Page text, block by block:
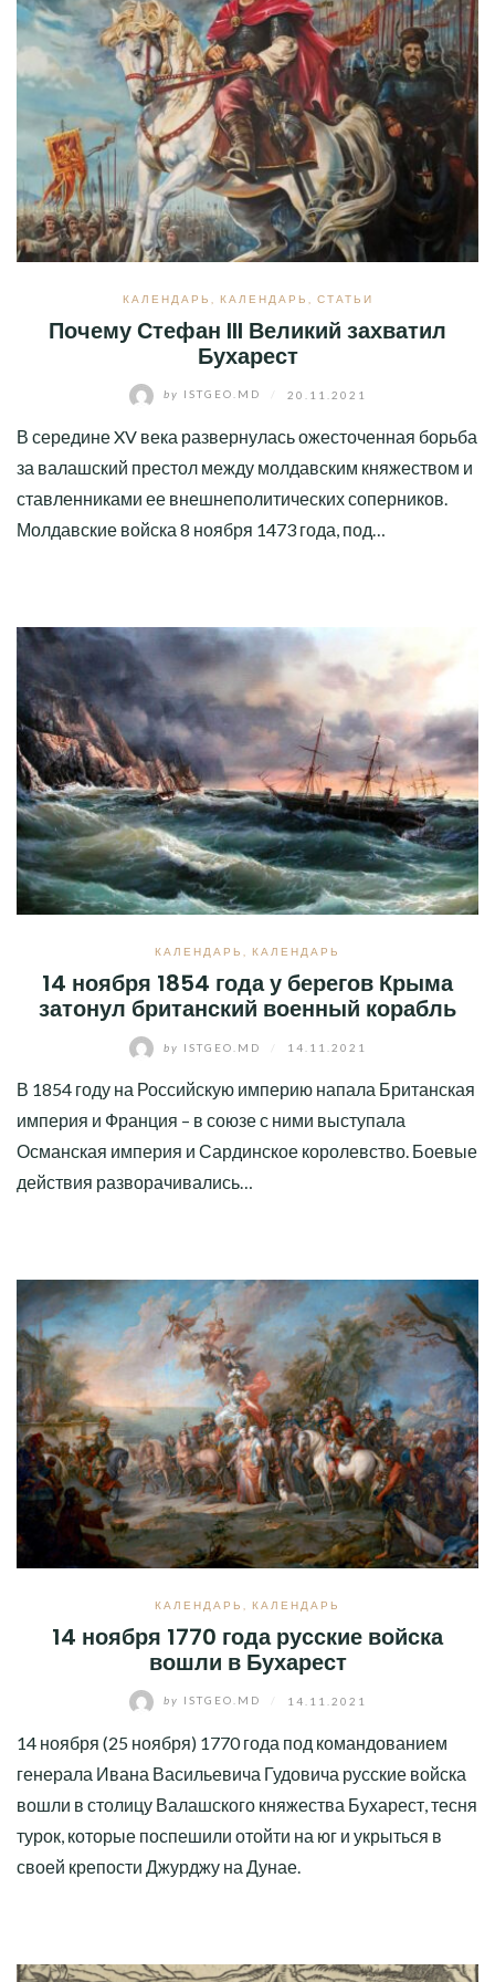
КАЛЕНДАРЬ КАЛЕНДАРЬ СТАТЬИ
Почему Стефан III Великий захватил
Бухарест
by ISTGEO.MD 20.11.2021
В середине XV века развернулась ожесточенная борьба
за валашский престол между молдавским княжеством и
ставленниками ее внешнеполитических соперников.
Молдавские войска 8 ноября 1473 года, под…
КАЛЕНДАРЬ КАЛЕНДАРЬ
14 ноября 1854 года у берегов Крыма
затонул британский военный корабль
by ISTGEO.MD 14.11.2021
В 1854 году на Российскую империю напала Британская
империя и Франция – в союзе с ними выступала
Османская империя и Сардинское королевство. Боевые
действия разворачивались…
КАЛЕНДАРЬ КАЛЕНДАРЬ
14 ноября 1770 года русские войска
вошли в Бухарест
by ISTGEO.MD 14.11.2021
14 ноября (25 ноября) 1770 года под командованием
генерала Ивана Васильевича Гудовича русские войска
вошли в столицу Валашского княжества Бухарест, тесня
турок, которые поспешили отойти на юг и укрыться в
своей крепости Джурджу на Дунае.